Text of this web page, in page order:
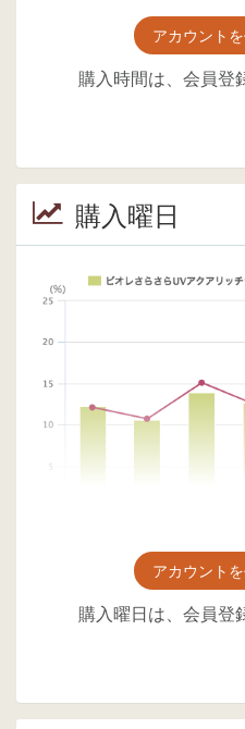
アカウントを
購入時間は、会員登
購入曜日
アカウントを
購入曜日は、会員登